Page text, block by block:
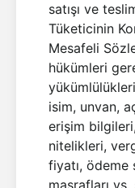
satışı ve
Tüketicinin
Mesafeli
hükümleri
isim, unvan,
erişim
nitelikleri,
fiyatı, ödeme
masrafları